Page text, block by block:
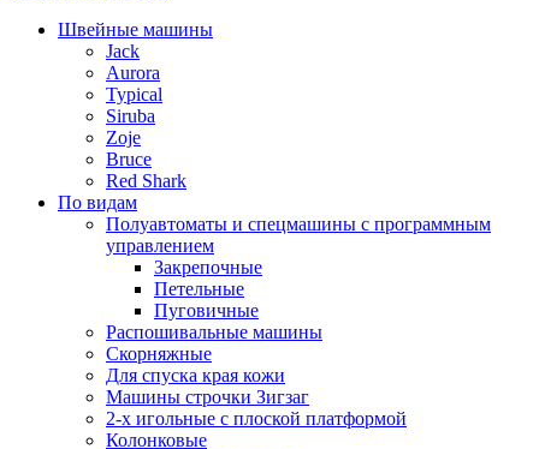
Швейные машины
Jack
Aurora
Typical
Siruba
Zoje
Bruce
Red Shark
По видам
Полуавтоматы и спецмашины с программным
управлением
Закрепочные
Петельные
Пуговичные
Распошивальные машины
Скорняжные
Для спуска края кожи
Машины строчки Зигзаг
2-х игольные с плоской платформой
Колонковые